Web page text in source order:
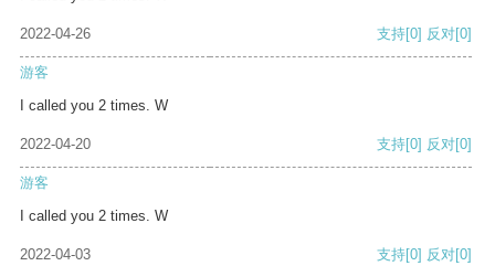
2022-04-26 支持[0] 反对[0]
游客
I called you 2 times. W
2022-04-20 支持[0] 反对[0]
游客
I called you 2 times. W
2022-04-03 支持[0] 反对[0]